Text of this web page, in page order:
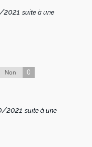
2021 suite à une
Non 0
2021 suite à une